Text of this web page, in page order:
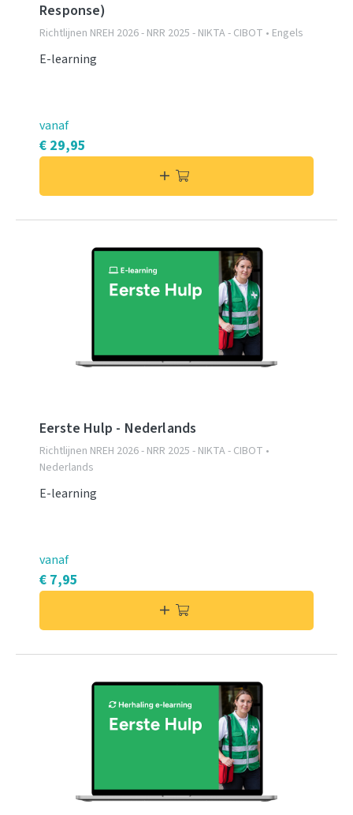
Response)
Richtlijnen NREH 2026 - NRR 2025 - NIKTA - CIBOT • Engels
E-learning
vanaf
€ 29,95
Eerste Hulp - Nederlands
Richtlijnen NREH 2026 - NRR 2025 - NIKTA - CIBOT •
Nederlands
E-learning
vanaf
€ 7,95